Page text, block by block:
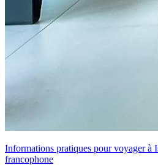
Informations pratiques pour voyager à
francophone